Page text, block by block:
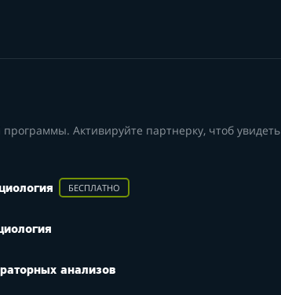
Активируйте партнерку, чтоб увидеть
БЕСПЛАТНО
анализов